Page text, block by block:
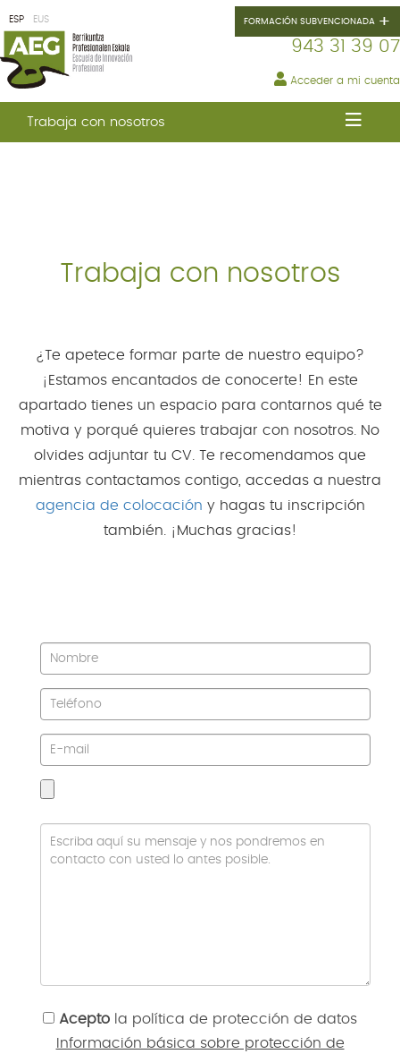
ESP EUS FORMACIÓN SUBVENCIONADA +
943 31 39 07
Acceder a mi cuenta
Trabaja con nosotros
AEG
Equipo
y
Trabaja
conTrabaja con nosotros
¿Te apetece formar parte de nuestro equipo?
¡Estamos encantados de conocerte! En este
apartado tienes un espacio para contarnos qué te
motiva y porqué quieres trabajar con nosotros. No
olvides adjuntar tu CV. Te recomendamos que
mientras contactamos contigo, accedas a nuestra
agencia de colocación y hagas tu inscripción
también. ¡Muchas gracias!
Acepto la política de protección de datos
Información básica sobre protección de